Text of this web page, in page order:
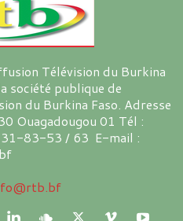
Télévision du Burkina
société publique de
du Burkina Faso. Adresse
Ouagadougou 01 Tél :
83-53 / 63 E-mail :